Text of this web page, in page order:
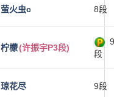
萤火虫c 8段
柠檬(许振宇P3段)
9
段
琼花尽 9段